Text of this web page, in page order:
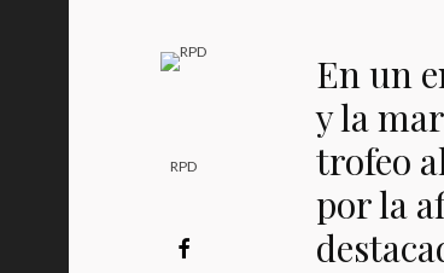
RPD
En un
y la
trofeo
por la